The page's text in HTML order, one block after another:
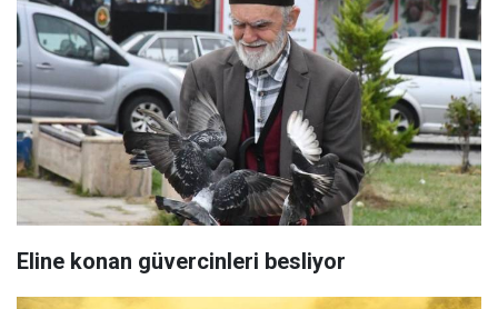
Eline konan güvercinleri besliyor